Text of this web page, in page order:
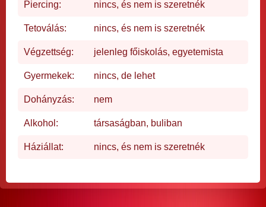
Piercing: nincs, és nem is szeretnék
Tetoválás: nincs, és nem is szeretnék
Végzettség: jelenleg főiskolás, egyetemista
Gyermekek: nincs, de lehet
Dohányzás: nem
Alkohol: társaságban, buliban
Háziállat: nincs, és nem is szeretnék